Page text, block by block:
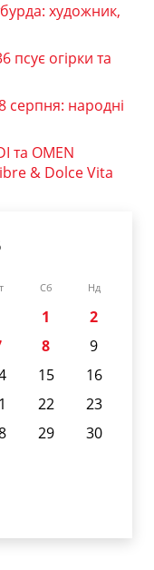
художник,
псує огірки та
серпня: народні
та OMEN
& Dolce Vita
Сб Нд
1
2
8
9
15
16
22
23
29
30